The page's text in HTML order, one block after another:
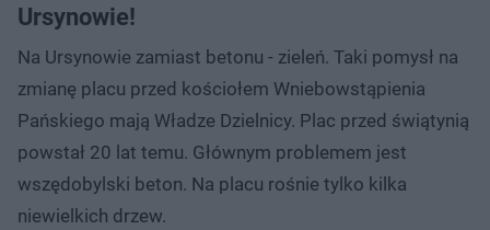
Ursynowie!
Na Ursynowie zamiast betonu - zieleń. Taki pomysł na
zmianę placu przed kościołem Wniebowstąpienia
Pańskiego mają Władze Dzielnicy. Plac przed świątynią
powstał 20 lat temu. Głównym problemem jest
wszędobylski beton. Na placu rośnie tylko kilka
niewielkich drzew.